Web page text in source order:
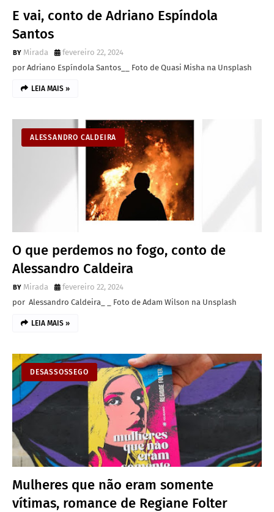
E vai, conto de Adriano Espíndola
Santos
Mirada
fevereiro 22, 2024
por Adriano Espíndola Santos__ Foto de Quasi Misha na Unsplash
LEIA MAIS »
ALESSANDRO CALDEIRA
O que perdemos no fogo, conto de
Alessandro Caldeira
Mirada
fevereiro 22, 2024
por Alessandro Caldeira_ _ Foto de Adam Wilson na Unsplash
LEIA MAIS »
DESASSOSSEGO
Mulheres que não eram somente
vítimas, romance de Regiane Folter